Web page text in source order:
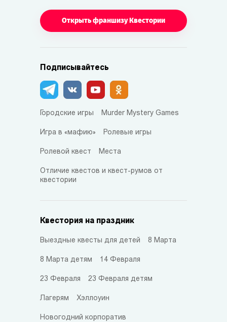
Открыть франшизу Квестории
Подписывайтесь
Городские игры Murder Mystery Games
Игра в «мафию» Ролевые игры
Ролевой квест Места
Отличие квестов и квест-румов от
квестории
Квестория на праздник
Выездные квесты для детей 8 Марта
8 Марта детям 14 Февраля
23 Февраля 23 Февраля детям
Лагерям Хэллоуин
Новогодний корпоратив